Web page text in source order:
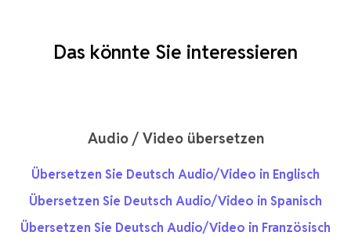
Das könnte Sie interessieren
Audio / Video übersetzen
Übersetzen Sie Deutsch Audio/Video in Englisch
Übersetzen Sie Deutsch Audio/Video in Spanisch
Übersetzen Sie Deutsch Audio/Video in Französisch